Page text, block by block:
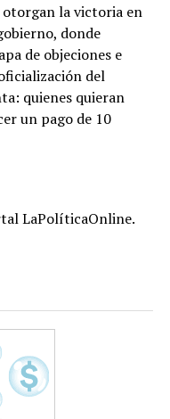
la victoria en
donde
de objeciones e
del
quienes quieran
un pago de 10
LaPolíticaOnline.